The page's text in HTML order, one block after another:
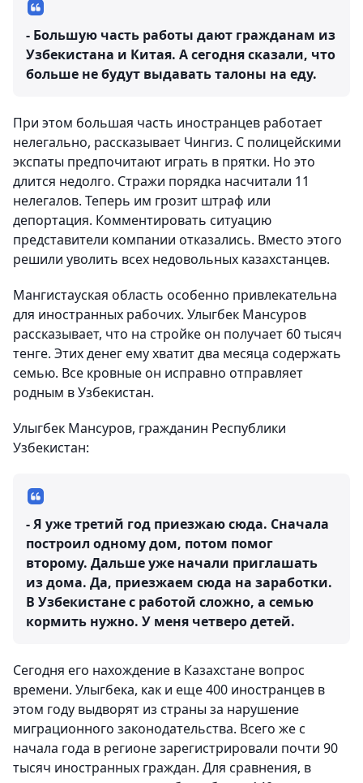
- Большую часть работы дают гражданам из
Узбекистана и Китая. А сегодня сказали, что
больше не будут выдавать талоны на еду.
При этом большая часть иностранцев работает
нелегально, рассказывает Чингиз. С полицейскими
экспаты предпочитают играть в прятки. Но это
длится недолго. Стражи порядка насчитали 11
нелегалов. Теперь им грозит штраф или
депортация. Комментировать ситуацию
представители компании отказались. Вместо этого
решили уволить всех недовольных казахстанцев.
Мангистауская область особенно привлекательна
для иностранных рабочих. Улыгбек Мансуров
рассказывает, что на стройке он получает 60 тысяч
тенге. Этих денег ему хватит два месяца содержать
семью. Все кровные он исправно отправляет
родным в Узбекистан.
Улыгбек Мансуров, гражданин Республики
Узбекистан:
- Я уже третий год приезжаю сюда. Сначала
построил одному дом, потом помог
второму. Дальше уже начали приглашать
из дома. Да, приезжаем сюда на заработки.
В Узбекистане с работой сложно, а семью
кормить нужно. У меня четверо детей.
Сегодня его нахождение в Казахстане вопрос
времени. Улыгбека, как и еще 400 иностранцев в
этом году выдворят из страны за нарушение
миграционного законодательства. Всего же с
начала года в регионе зарегистрировали почти 90
тысяч иностранных граждан. Для сравнения, в